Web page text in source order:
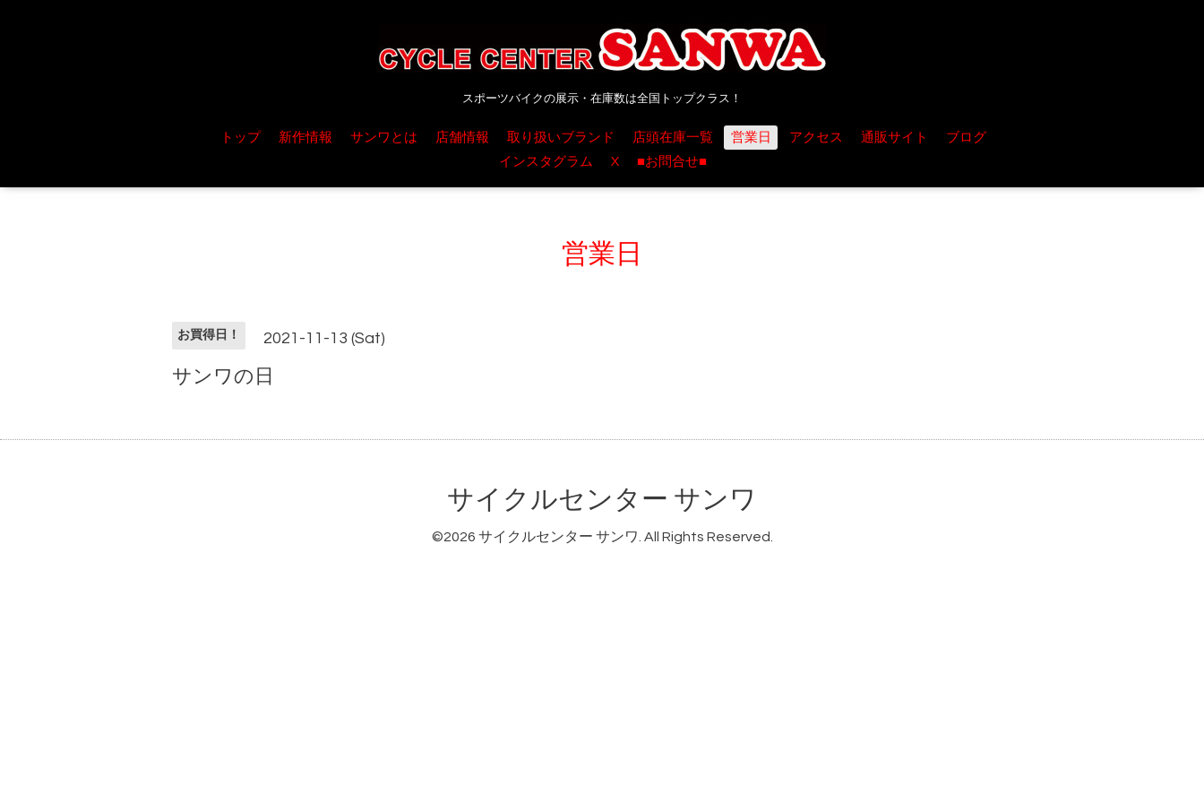
スポーツバイクの展示・在庫数は全国トップクラス！
トップ 新作情報 サンワとは 店舗情報 取り扱いブランド 店頭在庫一覧 営業日 アクセス 通販サイト
ブログ
インスタグラム
X ■お問合せ■
営業日
お買得日！ 2021-11-13 (Sat)
サンワの日
サイクルセンター サンワ
©2026 サイクルセンター サンワ. All Rights Reserved.